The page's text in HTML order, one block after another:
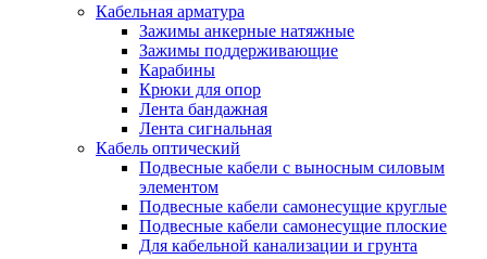
Кабельная арматура
Зажимы анкерные натяжные
Зажимы поддерживающие
Карабины
Крюки для опор
Лента бандажная
Лента сигнальная
Кабель оптический
Подвесные кабели с выносным силовым
элементом
Подвесные кабели самонесущие круглые
Подвесные кабели самонесущие плоские
Для кабельной канализации и грунта